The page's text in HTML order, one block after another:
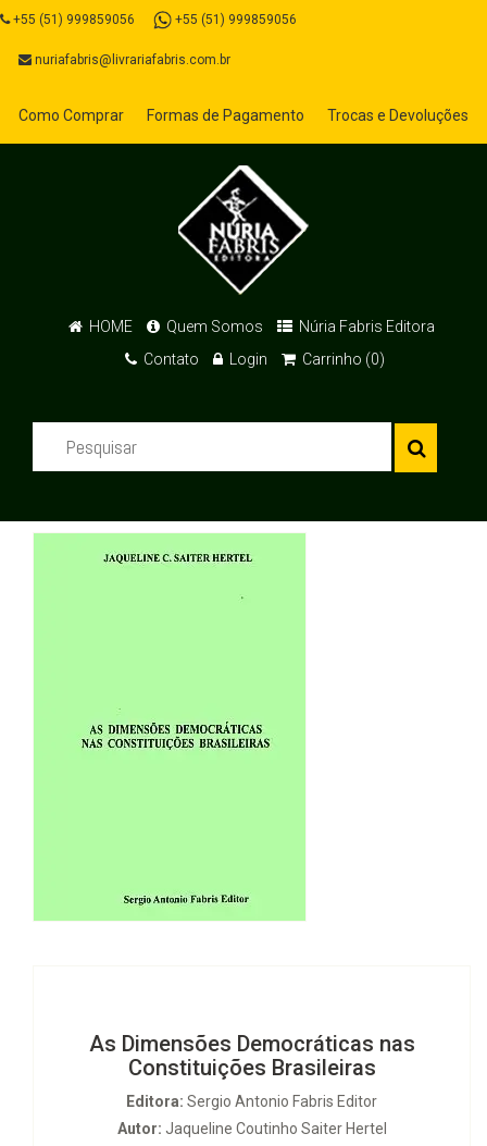
+55 (51) 999859056 +55 (51) 999859056
nuriafabris@livrariafabris.com.br
Como Comprar Formas de Pagamento Trocas e Devoluções
HOME Quem Somos
Núria Fabris Editora
Contato
Login Carrinho (0)
As Dimensões Democráticas nas
Constituições Brasileiras
Editora: Sergio Antonio Fabris Editor
Autor: Jaqueline Coutinho Saiter Hertel